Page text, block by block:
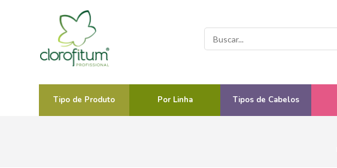
Tipo de Produto Por Linha Tipos de Cabelos